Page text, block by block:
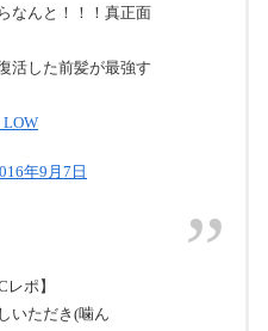
なんと！！！真正面
活した前髪が最強す
年9月7日
ポ】
いただき(噛ん